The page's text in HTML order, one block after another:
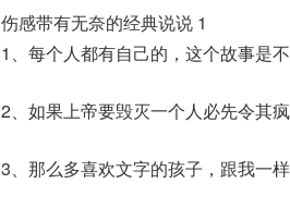
伤感带有无奈的经典说说 1
1、每个人都有自己的，这个故事是
2、如果上帝要毁灭一个人必先令其
3、那么多喜欢文字的孩子，跟我一